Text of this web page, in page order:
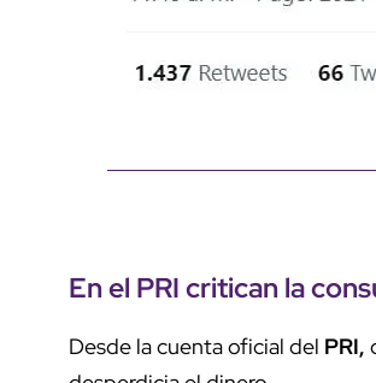
En el PRI critican la
Desde la cuenta oficial del PRI,